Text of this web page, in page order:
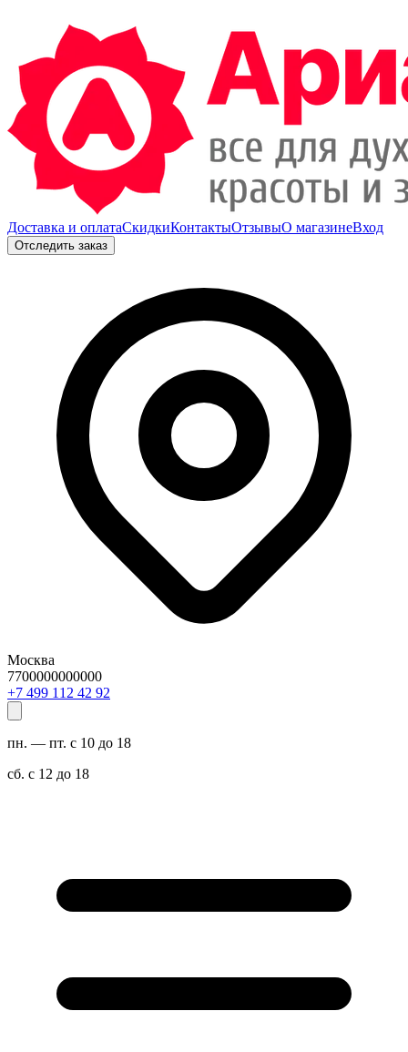
Доставка и оплатаСкидкиКонтактыОтзывыО магазинеВход
Отследить заказ
Москва
7700000000000
29 24 211 994 7+
пн. — пт. с 10 до 18
сб. с 12 до 18